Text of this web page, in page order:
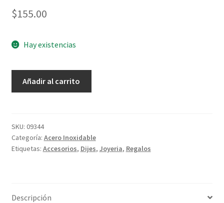
$155.00
Hay existencias
Añadir al carrito
SKU: 09344
Categoría: Acero Inoxidable
Etiquetas: Accesorios, Dijes, Joyeria, Regalos
Descripción